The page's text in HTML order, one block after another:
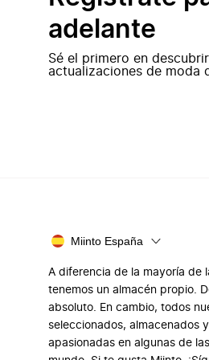
adelante
Sé el primero en
actualizaciones de moda
Miinto España
A diferencia de la mayoría de
tenemos un almacén propio.
absoluto. En cambio, todos
seleccionados, almacenados
apasionadas en algunas de